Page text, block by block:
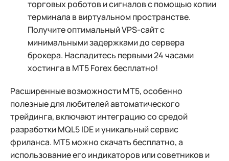
торговых роботов и сигналов с помощью копии
терминала в виртуальном пространстве.
Получите оптимальный VPS-сайт с
минимальными задержками до сервера
брокера. Насладитесь первыми 24 часами
хостинга в MT5 Forex бесплатно!
Расширенные возможности МТ5, особенно
полезные для любителей автоматического
трейдинга, включают интеграцию со средой
разработки MQL5 IDE и уникальный сервис
фриланса. MT5 можно скачать бесплатно, а
использование его индикаторов или советников и